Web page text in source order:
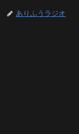
ありふうラジオ